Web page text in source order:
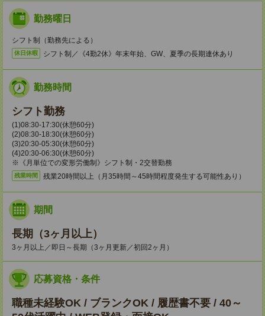
勤務曜日
シフト制（勤務先による）
休日休暇 シフト制／《4勤2休》年末年始、GW、夏季の長期連休あり
勤務時間
シフト勤務
(1)08:30-17:30(休憩60分)
(2)08:30-18:30(休憩60分)
(3)20:30-05:30(休憩60分)
(4)20:30-06:30(休憩60分)
※《月単位での変形労働制》シフト制・2交替勤務
残業時間 残業20時間以上（月35時間～45時間程度発生する可能性あり）
期間
長期（3ヶ月以上）
3ヶ月以上／即日～長期（3ヶ月更新／初回2ヶ月）
応募資格・条件
職種未経験OK / ブランクOK / 履歴書不要 / 40～